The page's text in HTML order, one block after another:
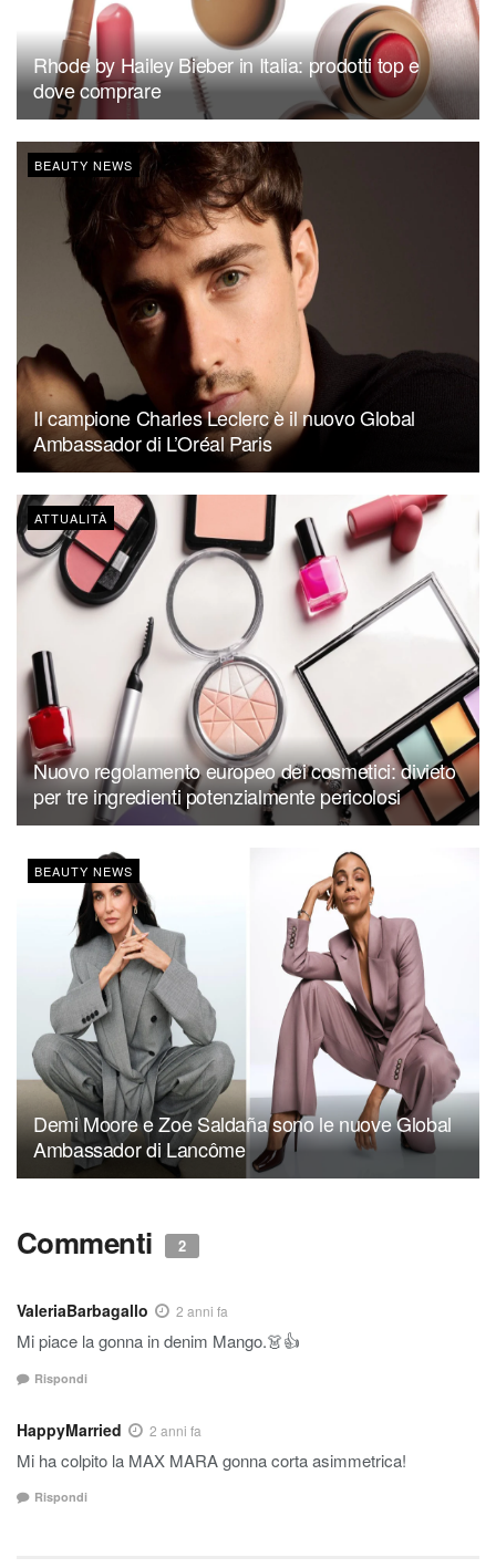
Rhode by Hailey Bieber in Italia: prodotti top e
dove comprare
BEAUTY NEWS
Il campione Charles Leclerc è il nuovo Global
Ambassador di L’Oréal Paris
ATTUALITÀ
Nuovo regolamento europeo dei cosmetici: divieto
per tre ingredienti potenzialmente pericolosi
BEAUTY NEWS
Demi Moore e Zoe Saldaña sono le nuove Global
Ambassador di Lancôme
Commenti 2
ValeriaBarbagallo 2 anni fa
Mi piace la gonna in denim Mango.👗👍
Rispondi
HappyMarried 2 anni fa
Mi ha colpito la MAX MARA gonna corta asimmetrica!
Rispondi